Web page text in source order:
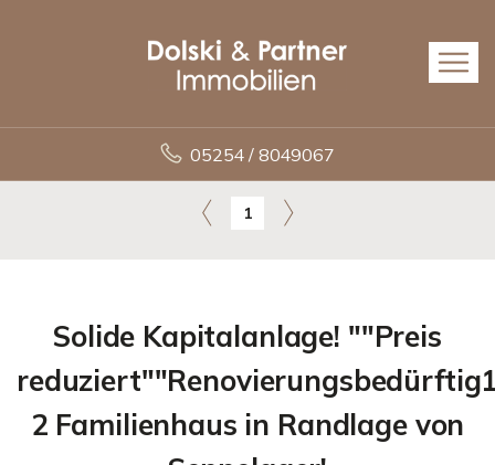
05254 / 8049067
1
Solide Kapitalanlage! ""Preis
2 Familienhaus in Randlage von